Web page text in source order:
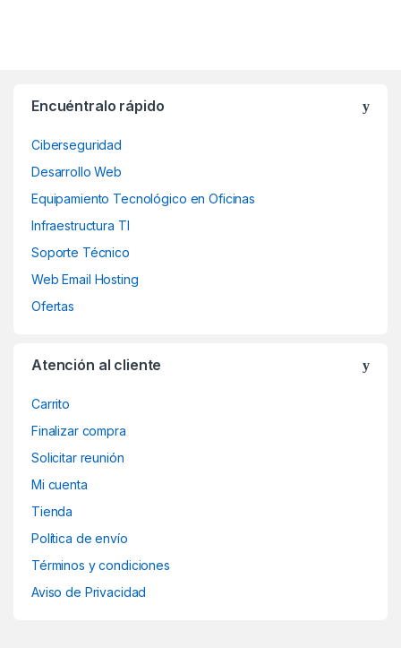
Encuéntralo rápido
Ciberseguridad
Desarrollo Web
Equipamiento Tecnológico en Oficinas
Infraestructura TI
Soporte Técnico
Web Email Hosting
Ofertas
Atención al cliente
Carrito
Finalizar compra
Solicitar reunión
Mi cuenta
Tienda
Política de envío
Términos y condiciones
Aviso de Privacidad